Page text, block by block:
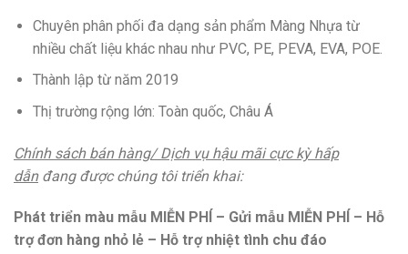
Chuyên phân phối đa dạng sản phẩm Màng Nhựa từ
nhiều chất liệu khác nhau như PVC, PE, PEVA, EVA, POE.
Thành lập từ năm 2019
Thị trường rộng lớn: Toàn quốc, Châu Á
Chính sách bán hàng/ Dịch vụ hậu mãi cực kỳ hấp
dẫnđang được chúng tôi triển khai:
Phát triển màu mẫu MIỄN PHÍ – Gửi mẫu MIỄN PHÍ – Hỗ
trợ đơn hàng nhỏ lẻ – Hỗ trợ nhiệt tình chu đáo